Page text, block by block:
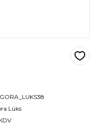
Lüks